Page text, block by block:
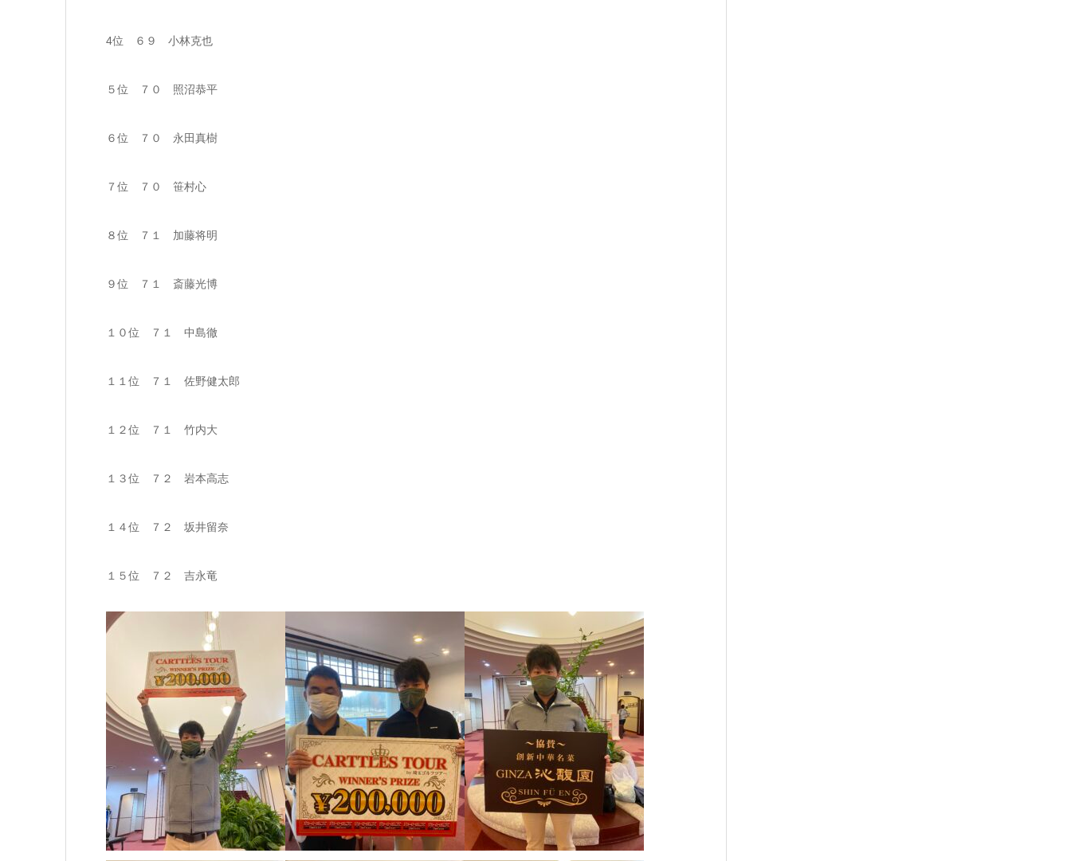
4位 ６９ 小林克也
５位 ７０ 照沼恭平
６位 ７０ 永田真樹
７位 ７０ 笹村心
８位 ７１ 加藤将明
９位 ７１ 斎藤光博
１０位 ７１ 中島徹
１１位 ７１ 佐野健太郎
１２位 ７１ 竹内大
１３位 ７２ 岩本高志
１４位 ７２ 坂井留奈
１５位 ７２ 吉永竜